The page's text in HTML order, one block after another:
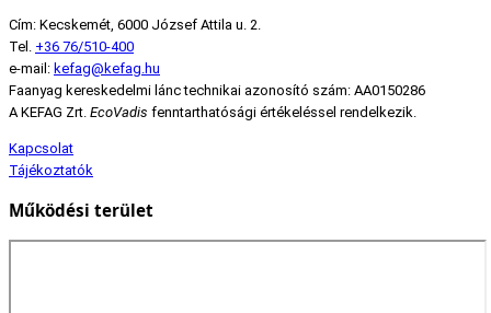
Cím: Kecskemét, 6000 József Attila u. 2.
Tel. +36 76/510-400
e-mail: kefag@kefag.hu
Faanyag kereskedelmi lánc technikai azonosító szám: AA0150286
A KEFAG Zrt. EcoVadis fenntarthatósági értékeléssel rendelkezik.
Kapcsolat
Tájékoztatók
Működési terület